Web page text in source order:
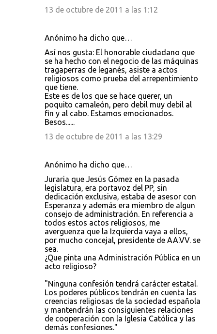
13 de octubre de 2011 a las 1:12
Anónimo ha dicho que…
Así nos gusta: El honorable ciudadano que
se ha hecho con el negocio de las máquinas
tragaperras de leganés, asiste a actos
religiosos como prueba del arrepentimiento
que tiene.
Este es de los que se hace querer, un
poquito camaleón, pero debil muy debil al
fin y al cabo. Estamos emocionados.
Besos......
13 de octubre de 2011 a las 13:29
Anónimo ha dicho que…
Juraria que Jesús Gómez en la pasada
legislatura, era portavoz del PP, sin
dedicación exclusiva, estaba de asesor con
Esperanza y además era miembro de algun
consejo de administración. En referencia a
todos estos actos religiosos, me
averguenza que la Izquierda vaya a ellos,
por mucho concejal, presidente de AA.VV. se
sea.
¿Que pinta una Administración Pública en un
acto religioso?
"Ninguna confesión tendrá carácter estatal.
Los poderes públicos tendrán en cuenta las
creencias religiosas de la sociedad española
y mantendrán las consiguientes relaciones
de cooperación con la Iglesia Católica y las
demás confesiones."